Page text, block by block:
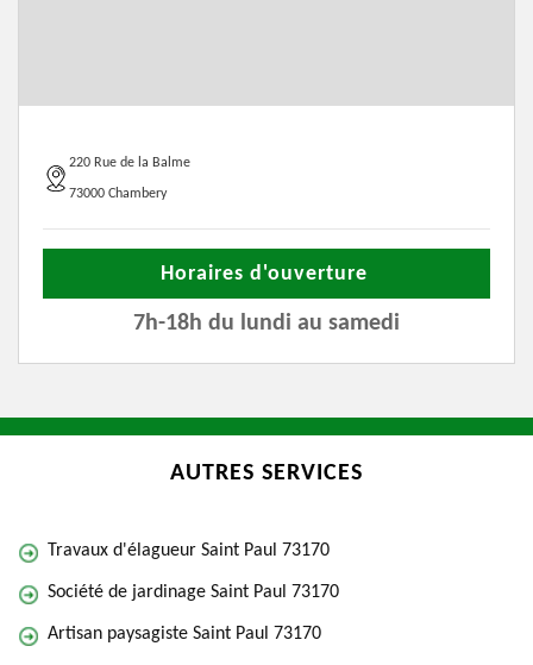
220 Rue de la Balme
73000 Chambery
Horaires d'ouverture
7h-18h du lundi au samedi
AUTRES SERVICES
Travaux d'élagueur Saint Paul 73170
Société de jardinage Saint Paul 73170
Artisan paysagiste Saint Paul 73170